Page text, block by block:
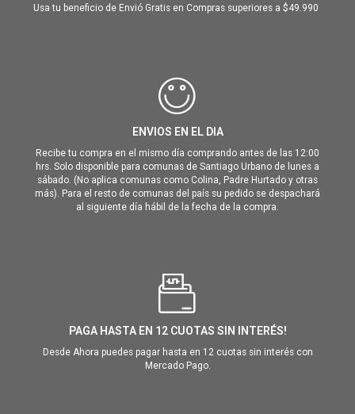
Usa tu beneficio de Envió Gratis en Compras superiores a $49.990
ENVIOS EN EL DIA
Recibe tu compra en el mismo día comprando antes de las 12:00
hrs. Solo disponible para comunas de Santiago Urbano de lunes a
sábado. (No aplica comunas como Colina, Padre Hurtado y otras
más). Para el resto de comunas del país su pedido se despachará
al siguiente día hábil de la fecha de la compra.
PAGA HASTA EN 12 CUOTAS SIN INTERÉS!
Desde Ahora puedes pagar hasta en 12 cuotas sin interés con
Mercado Pago.